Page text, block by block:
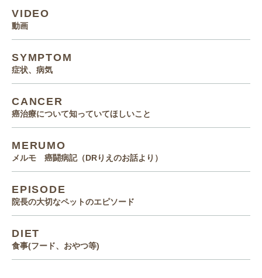
VIDEO
動画
SYMPTOM
症状、病気
CANCER
癌治療について知っていてほしいこと
MERUMO
メルモ 癌闘病記（DRりえのお話より）
EPISODE
院長の大切なペットのエピソード
DIET
食事(フード、おやつ等)